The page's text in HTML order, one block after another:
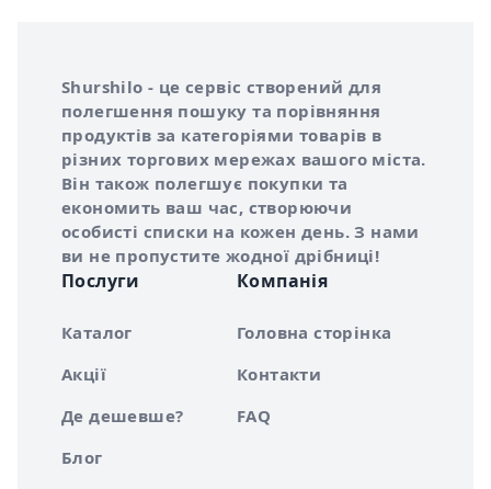
Про сервіс Shurshilo
Shurshilo - це сервіс створений для
полегшення пошуку та порівняння
продуктів за категоріями товарів в
різних торгових мережах вашого міста.
Він також полегшує покупки та
економить ваш час, створюючи
особисті списки на кожен день. З нами
ви не пропустите жодної дрібниці!
Послуги
Каталог
Акції
Де дешевше?
Блог
Компанія
Головна сторінка
Контакти
FAQ